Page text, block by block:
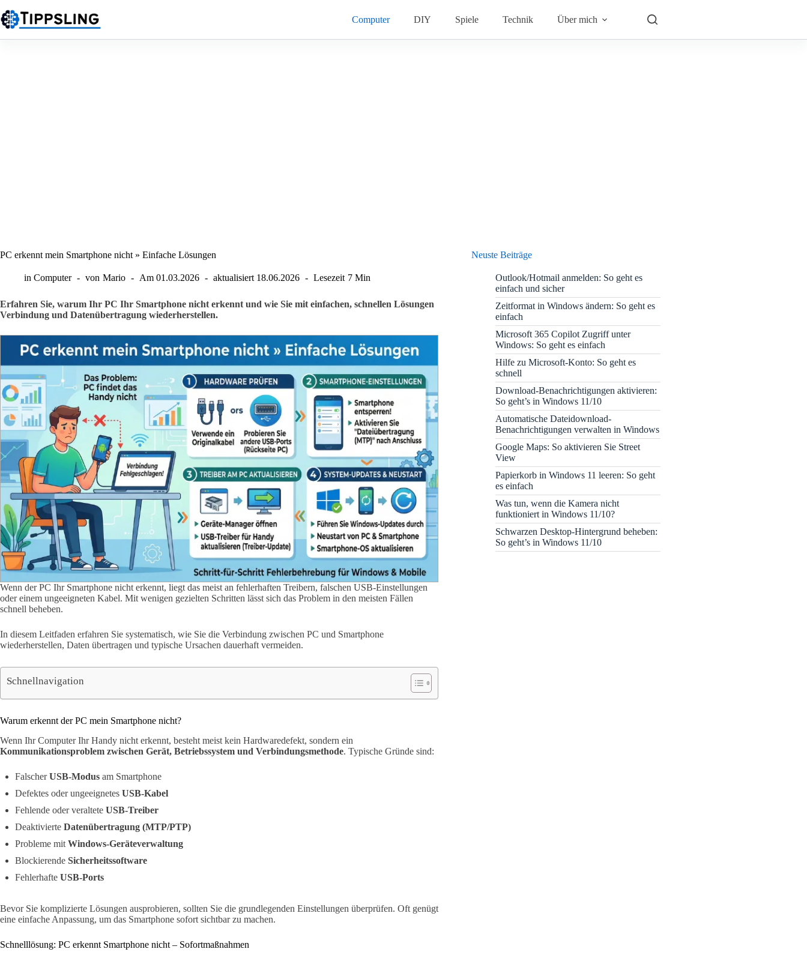
Inhalt
springen
Computer DIY Spiele Technik Über mich
PC erkennt mein Smartphone nicht » Einfache Lösungen
in Computer von Mario Am 01.03.2026 aktualisiert 18.06.2026 Lesezeit 7 Min
Erfahren Sie, warum Ihr PC Ihr Smartphone nicht erkennt und wie Sie mit einfachen, schnellen Lösungen
Verbindung und Datenübertragung wiederherstellen.
Wenn der PC Ihr Smartphone nicht erkennt, liegt das meist an fehlerhaften Treibern, falschen USB-Einstellungen
oder einem ungeeigneten Kabel. Mit wenigen gezielten Schritten lässt sich das Problem in den meisten Fällen
schnell beheben.
In diesem Leitfaden erfahren Sie systematisch, wie Sie die Verbindung zwischen PC und Smartphone
wiederherstellen, Daten übertragen und typische Ursachen dauerhaft vermeiden.
Schnellnavigation
Warum erkennt der PC mein Smartphone nicht?
Wenn Ihr Computer Ihr Handy nicht erkennt, besteht meist kein Hardwaredefekt, sondern ein
Kommunikationsproblem zwischen Gerät, Betriebssystem und Verbindungsmethode. Typische Gründe sind:
FalscherUSB-Modus am Smartphone
Defektes oder ungeeignetes USB-Kabel
Fehlende oder veraltete USB-Treiber
Deaktivierte Datenübertragung (MTP/PTP)
Probleme mit Windows-Geräteverwaltung
Blockierende Sicherheitssoftware
Fehlerhafte USB-Ports
Bevor Sie komplizierte Lösungen ausprobieren, sollten Sie die grundlegenden Einstellungen überprüfen. Oft genügt
eine einfache Anpassung, um das Smartphone sofort sichtbar zu machen.
Schnelllösung: PC erkennt Smartphone nicht – Sofortmaßnahmen
Neuste Beiträge
Outlook/Hotmail anmelden: So geht es
einfach und sicher
Zeitformat in Windows ändern: So geht es
einfach
Microsoft 365 Copilot Zugriff unter
Windows: So geht es einfach
Hilfe zu Microsoft-Konto: So geht es
schnell
Download-Benachrichtigungen aktivieren:
So geht’s in Windows 11/10
Automatische Dateidownload-
Benachrichtigungen verwalten in Windows
Google Maps: So aktivieren Sie Street
View
Papierkorb in Windows 11 leeren: So geht
es einfach
Was tun, wenn die Kamera nicht
funktioniert in Windows 11/10?
Schwarzen Desktop-Hintergrund beheben:
So geht’s in Windows 11/10